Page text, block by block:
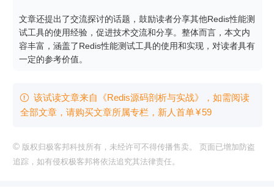
文章还提出了交流探讨的话题，鼓励读者分享其他Redis性能测
试工具的使用经验，促进技术交流和分享。整体而言，本文内
容丰富，涵盖了Redis性能测试工具的使用和实现，对读者具有
一定的参考价值。
 该试读文章来自《Redis源码剖析与实战》，如需阅读
全部文章，请购买文章所属专栏 ，新⼈⾸单¥59
© 版权归极客邦科技所有，未经许可不得传播售卖。 页面已增加防盗
追踪，如有侵权极客邦将依法追究其法律责任。